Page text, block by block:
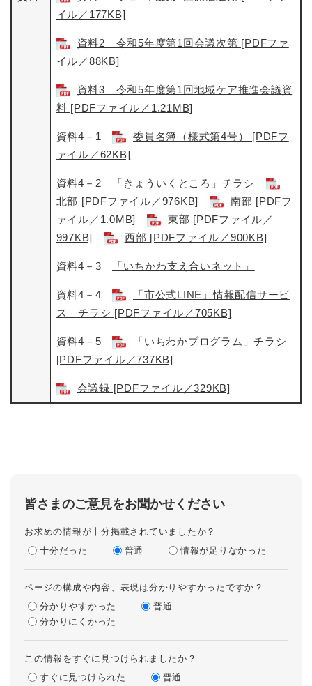
イル／177KB]
資料2 令和5年度第1回会議次第 [PDFファ
イル／88KB]
資料3 令和5年度第1回地域ケア推進会議資
料 [PDFファイル／1.21MB]
資料4－1
委員名簿（様式第4号） [PDFフ
ァイル／62KB]
資料4－2 「きょういくところ」チラシ
北部 [PDFファイル／976KB]
南部 [PDFフ
ァイル／1.0MB]
東部 [PDFファイル／
997KB]
西部 [PDFファイル／900KB]
資料4－3 「いちかわ支え合いネット」
資料4－4
「市公式LINE」情報配信サービ
ス チラシ [PDFファイル／705KB]
資料4－5
「いちわかプログラム」チラシ
[PDFファイル／737KB]
会議録 [PDFファイル／329KB]
皆さまのご意見をお聞かせください
お求めの情報が十分掲載されていましたか？
十分だった
普通 情報が足りなかった
ページの構成や内容、表現は分かりやすかったですか？
分かりやすかった
普通
分かりにくかった
この情報をすぐに見つけられましたか？
すぐに見つけられた
普通